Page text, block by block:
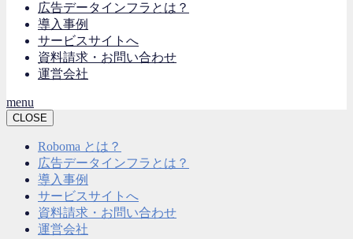
広告データインフラとは？
導入事例
サービスサイトへ
資料請求・お問い合わせ
運営会社
menu
CLOSE
Roboma とは？
広告データインフラとは？
導入事例
サービスサイトへ
資料請求・お問い合わせ
運営会社